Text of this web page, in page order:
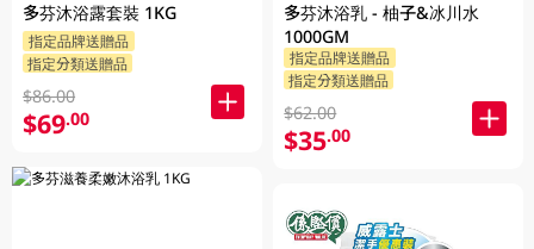
多芬沐浴露套裝 1KG
指定品牌送贈品
指定分類送贈品
$86.00
$69.00
多芬沐浴乳 - 柚子&冰川水
1000GM
指定品牌送贈品
指定分類送贈品
$62.00
$35.00